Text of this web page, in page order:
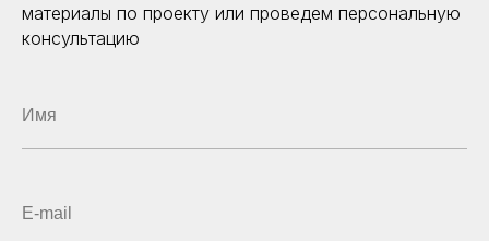
материалы по проекту или проведем персональную
консультацию